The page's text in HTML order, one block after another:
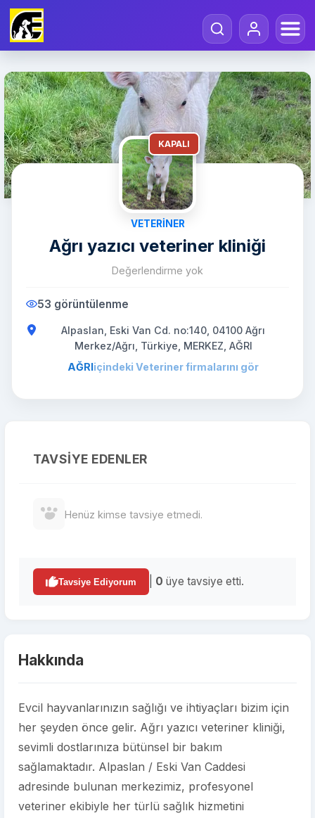
KAPALI
VETERINER
Ağrı yazıcı veteriner kliniği
Değerlendirme yok
53 görüntülenme
Alpaslan, Eski Van Cd. no:140, 04100 Ağrı
Merkez/Ağrı, Türkiye, MERKEZ, AĞRI
AĞRIiçindeki Veteriner firmalarını gör
TAVSIYE EDENLER
Henüz kimse tavsiye etmedi.
Tavsiye Ediyorum 0 üye tavsiye etti.
Hakkında
Evcil hayvanlarınızın sağlığı ve ihtiyaçları bizim için
her şeyden önce gelir. Ağrı yazıcı veteriner kliniği,
sevimli dostlarınıza bütünsel bir bakım
sağlamaktadır. Alpaslan / Eski Van Caddesi
adresinde bulunan merkezimiz, profesyonel
veteriner ekibiyle her türlü sağlık hizmetini